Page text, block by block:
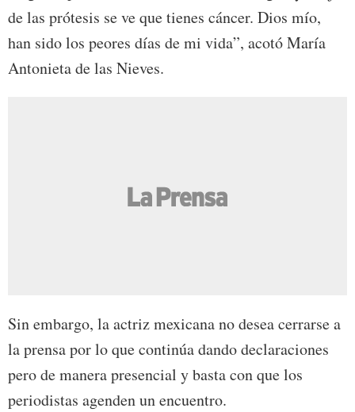
de las prótesis se ve que tienes cáncer. Dios mío,
han sido los peores días de mi vida”, acotó María
Antonieta de las Nieves.
Sin embargo, la actriz mexicana no desea cerrarse a
la prensa por lo que continúa dando declaraciones
pero de manera presencial y basta con que los
periodistas agenden un encuentro.